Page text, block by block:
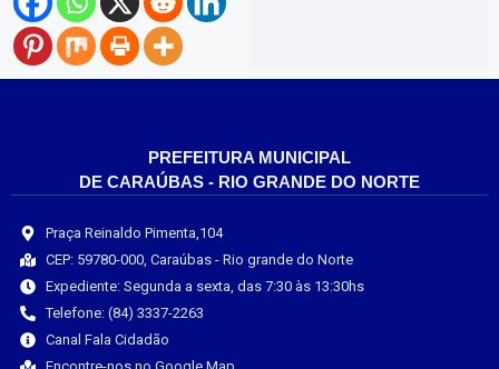
PREFEITURA MUNICIPAL
DE CARAÚBAS - RIO GRANDE DO NORTE
Praça Reinaldo Pimenta,104
CEP: 59780-000, Caraúbas - Rio grande do Norte
Expediente: Segunda a sexta, das 7:30 às 13:30hs
Telefone: (84) 3337-2263
Canal Fala Cidadão